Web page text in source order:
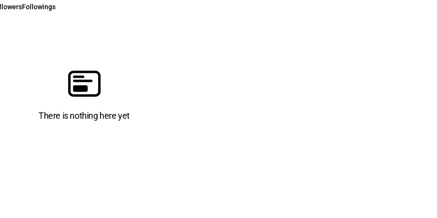
Followings
There is nothing here yet